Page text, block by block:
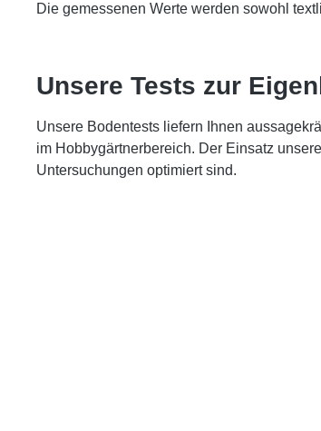
Die gemessenen Werte werden sowohl
Unsere Tests zur
Unsere Bodentests liefern Ihnen
im Hobbygärtnerbereich. Der Einsatz
Untersuchungen optimiert sind.